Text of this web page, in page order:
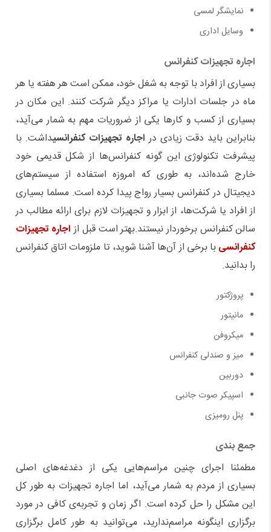
نمایشگر لمسی
وسایل اداری
اجاره تجهیزات کنفرانس
بسیاری از افراد با توجه به شغل خود، ممکن است هر هفته یا هر
ماه در جلسات ادارات یا مراکز دیگر شرکت کنند. این مکان در
بسیاری از کسب و کارها یکی از ضروریات مهم به شمار میآید،
بنابراین باید دقت زیادی در اجاره تجهیزات کنفرانسیداشت. با
پیشرفت تکنولوژی این گونه کنفرانسها از شکل قدیمی خود
خارج شدهاند، به طوری که امروزه استفاده از سیستمهای
دیجیتال در کنفرانس بسیار رواج پیدا کرده است. مسلما بسیاری
از افراد یا شرکتها، از ابزار و تجهیزات لازم برای ارائه مطالب در
سالن کنفرانس برخوردار نیستند.بهتر است قبل ازاجاره تجهیزات
کنفرانسیبا برخی از آنها آشنا شوید، تا ملزومات اتاق کنفرانس
را بدانید.
پروژکتور
مانیتور
میکروفن
میز و صندلی کنفرانس
دوربین
اسپیکر صوت جانبی
پنل رومیزی
جمع بندی
مطمئنا اجرای چنین مراسمهایی یکی از دغدغههای اصلی
بسیاری از مردم به شمار میآید، اما اجاره تجهیزات به طور کل
این مشکل را حل کرده است. اگر زمان و تجربهی کافی در مورد
برگزاری اینگونه مراسمندارید، میتوانید به طور کامل برگزاری